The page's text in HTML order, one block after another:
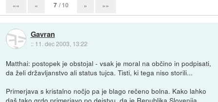
«« « 7 / 10 » »»
Gavran
:: 11. dec 2003, 13:22
Matthai: postopek je obstojal - vsak je moral na občino in podpisati,
da želi državljanstvo ali status tujca. Tisti, ki tega niso storili...
Primerjava s kristalno nočjo pa je blago rečeno bolna. Kako lahko
daš tako grdo primerjavo po dejstvu, da je Republika Slovenija